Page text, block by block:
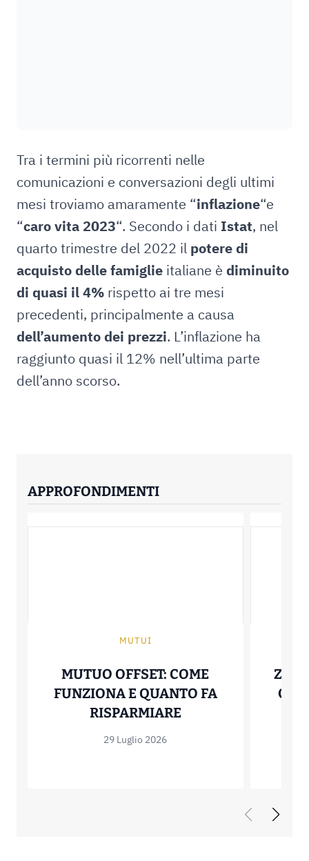
Tra i termini più ricorrenti nelle
comunicazioni e conversazioni degli ultimi
mesi troviamo amaramente “inflazione“e
“caro vita 2023“. Secondo i dati Istat, nel
quarto trimestre del 2022 il potere di
acquisto delle famiglie italiane è diminuito
di quasi il 4% rispetto ai tre mesi
precedenti, principalmente a causa
dell’aumento dei prezzi. L’inflazione ha
raggiunto quasi il 12% nell’ultima parte
dell’anno scorso.
APPROFONDIMENTI
MUTUI
MUTUO OFFSET: COME
FUNZIONA E QUANTO FA
RISPARMIAREMUTUO OFFSET:
29 Luglio 2026